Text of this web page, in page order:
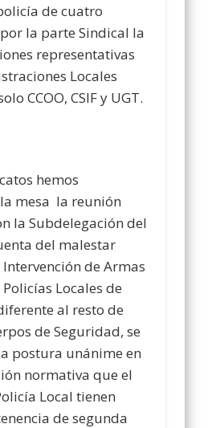
de cuatro
la parte Sindical la
representativas
Locales
CCOO, CSIF y UGT.
hemos
mesa la reunión
la Subdelegación del
del malestar
de Armas
Locales de
al resto de
de Seguridad, se
postura unánime en
normativa que el
Local tienen
de segunda